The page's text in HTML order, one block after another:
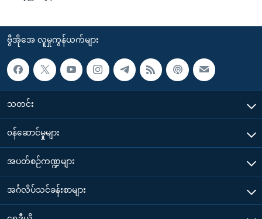
ကြည့်
ရှာဖွေ
နေရာ
သို့
ကျော်
ရန်
ဘာသာစကားများ
ဗွီအိုအေ လူမှုကွန်ယက်များ
သတင်း
၀န်ဆောင်မှုများ
အပတ်စဉ်ကဏ္ဍများ
အင်္ဂလိပ်သင်ခန်းစာများ